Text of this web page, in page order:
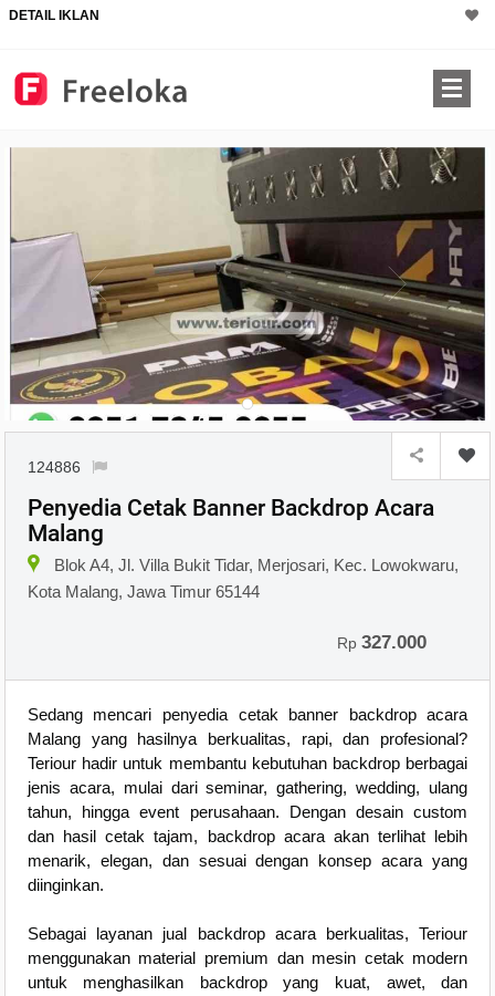
DETAIL IKLAN
124886
Penyedia Cetak Banner Backdrop Acara
Malang
Blok A4, Jl. Villa Bukit Tidar, Merjosari, Kec. Lowokwaru,
Kota Malang, Jawa Timur 65144
Rp327.000
Sedang mencari penyedia cetak banner backdrop acara
Malang yang hasilnya berkualitas, rapi, dan profesional?
Teriour hadir untuk membantu kebutuhan backdrop berbagai
jenis acara, mulai dari seminar, gathering, wedding, ulang
tahun, hingga event perusahaan. Dengan desain custom
dan hasil cetak tajam, backdrop acara akan terlihat lebih
menarik, elegan, dan sesuai dengan konsep acara yang
diinginkan.
Sebagai layanan jual backdrop acara berkualitas, Teriour
menggunakan material premium dan mesin cetak modern
untuk menghasilkan backdrop yang kuat, awet, dan